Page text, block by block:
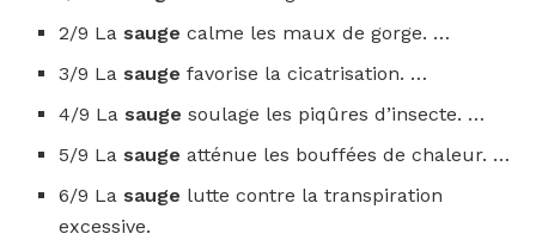
2/9 La saugecalme les maux de gorge. …
3/9 La saugefavorise la cicatrisation. …
4/9 La saugesoulage les piqûres d’insecte. …
5/9 La saugeatténue les bouffées de chaleur. …
6/9 La sauge lutte contre la transpiration
excessive.